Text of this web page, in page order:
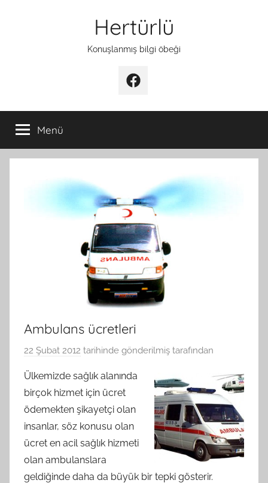
Hertürlü
Konuşlanmış bilgi öbeği
Facebook
Menü
Ambulans ücretleri
22 Şubat 2012 tarihinde gönderilmiş tarafından
Ülkemizde sağlık alanında
birçok hizmet için ücret
ödemekten şikayetçi olan
insanlar, söz konusu olan
ücret en acil sağlık hizmeti
olan ambulanslara
geldiğinde daha da büyük bir tepki gösterir.